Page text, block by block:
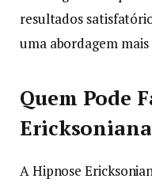
resultados
uma abordagem
Quem Pode
A Hipnose